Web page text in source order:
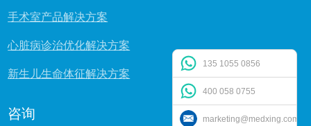
手术室产品解决方案
心脏病诊治优化解决方案
新生儿生命体征解决方案
咨询
135 1055 0856
400 058 0755
marketing@medxing.com